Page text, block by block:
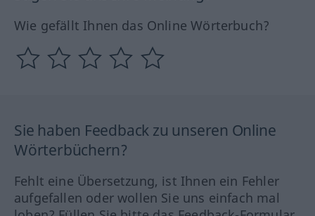
Wie gefällt Ihnen das Online Wörterbuch?
Sie haben Feedback zu unseren Online
Wörterbüchern?
Fehlt eine Übersetzung, ist Ihnen ein Fehler
aufgefallen oder wollen Sie uns einfach mal